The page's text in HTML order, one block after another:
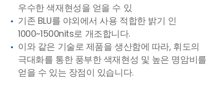
우수한 색재현성을 얻을 수 있
기존 BLU를 야외에서 사용 적합한 밝기 인
1000~1500nits로 개조합니다.
이와 같은 기술로 제품을 생산함에 따라, 휘도의
극대화를 통한 풍부한 색재현성 및 높은 명암비를
얻을 수 있는 장점이 있습니다.